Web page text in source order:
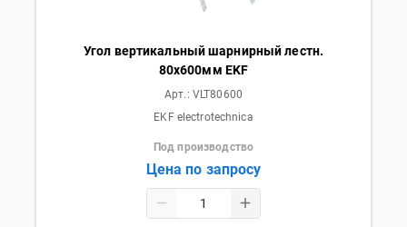
Угол вертикальный шарнирный лестн.
80x600мм EKF
Арт.: VLT80600
EKF electrotechnica
Под производство
Цена по запросу